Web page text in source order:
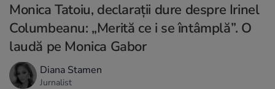
Monica Tatoiu, declarații dure despre Irinel
Columbeanu: „Merită ce i se întâmplă”. O
laudă pe Monica Gabor
Diana Stamen
Jurnalist